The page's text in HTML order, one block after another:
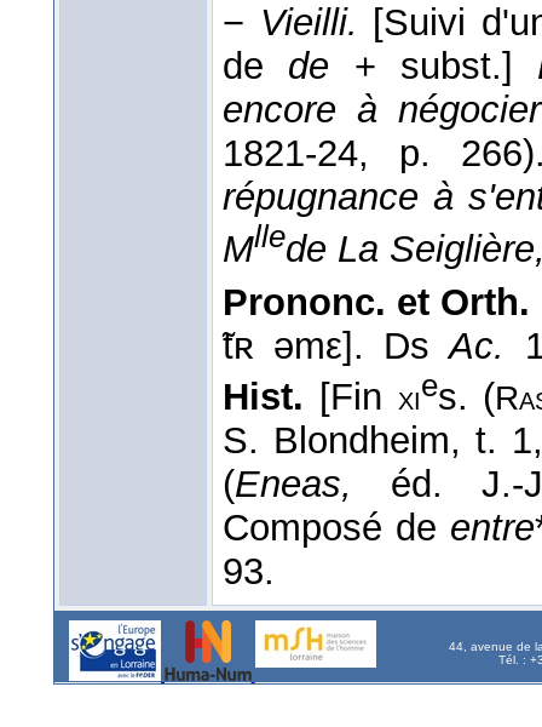
− Vieilli. [Suivi
de de + subst.]
encore à négocier
1821-24, p.
répugnance à
Mllede La
Prononc. et Orth.
̃tʀ əmε]. DsAc.
Hist. [Fin xies. (
S. Blondheim, t.
(Eneas,
éd. J.-
Composé de entre
93.
44, avenue de
Tél. :